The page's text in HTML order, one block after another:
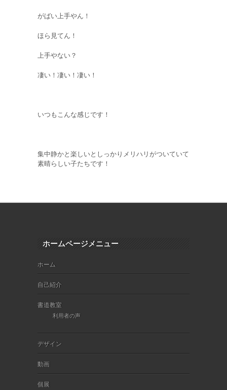
がばい上手やん！
ほら見てん！
上手やない？
凄い！凄い！凄い！
いつもこんな感じです！
集中静かと楽しいとしっかりメリハリがついていて
素晴らしい子たちです！
ホームページメニュー
ホーム
自己紹介
書道教室
利用者の声
デザイン
動画
個展